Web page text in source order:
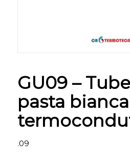
GU09 –
pasta bianca
.09